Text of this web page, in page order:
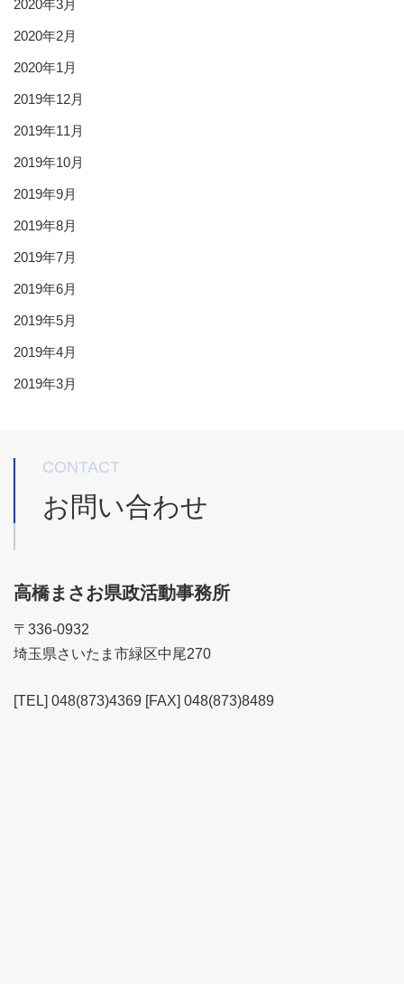
2020年3月
2020年2月
2020年1月
2019年12月
2019年11月
2019年10月
2019年9月
2019年8月
2019年7月
2019年6月
2019年5月
2019年4月
2019年3月
CONTACT
お問い合わせ
高橋まさお県政活動事務所
〒336-0932
埼玉県さいたま市緑区中尾270
[TEL] 048(873)4369 [FAX] 048(873)8489